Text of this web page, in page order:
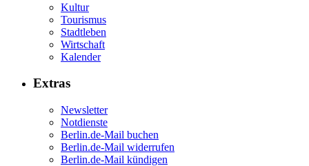
Kultur
Tourismus
Stadtleben
Wirtschaft
Kalender
Extras
Newsletter
Notdienste
Berlin.de-Mail buchen
Berlin.de-Mail widerrufen
Berlin.de-Mail kündigen